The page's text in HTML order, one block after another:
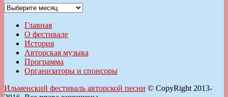
Архивы
Главная
О фестивале
История
Авторская музыка
Программа
Организаторы и спонсоры
Ильменский фестиваль авторской песни © CopyRight 2013-